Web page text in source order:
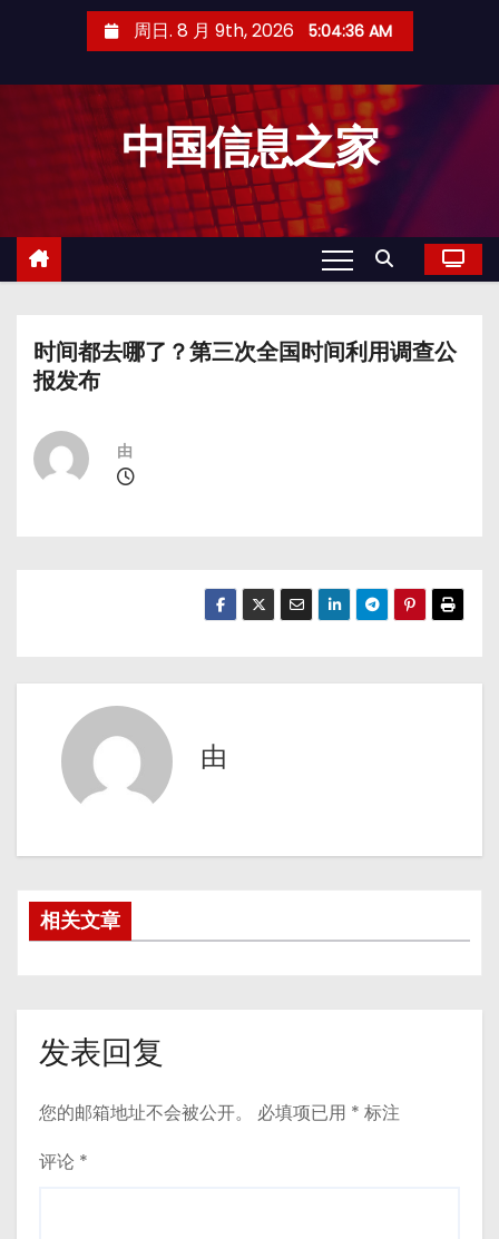
周日. 8 月 9th, 2026 5:04:37 AM
中国信息之家
时间都去哪了？第三次全国时间利用调查公
报发布
由
由
相关文章
发表回复
您的邮箱地址不会被公开。 必填项已用 * 标注
评论 *